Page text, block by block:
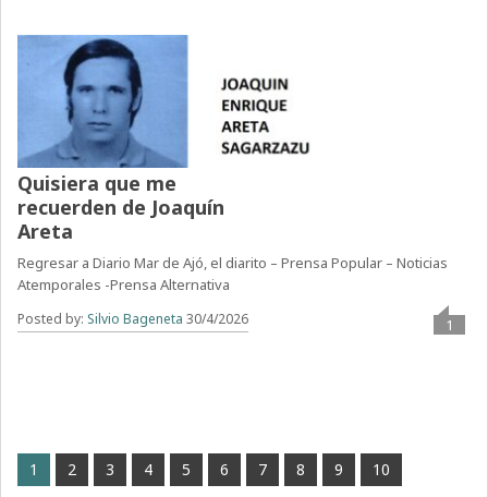
Quisiera que me
recuerden de Joaquín
Areta
Regresar a Diario Mar de Ajó, el diarito – Prensa Popular – Noticias
Atemporales -Prensa Alternativa
Posted by: Silvio Bageneta 30/4/2026 1
1 2 3 4 5 6 7 8 9 10